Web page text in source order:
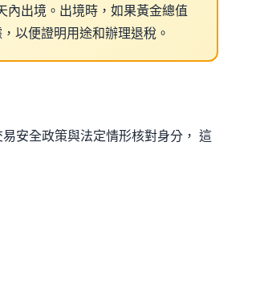
內出境。出境時，如果黃金總值
以便證明用途和辦理退稅。
安全政策與法定情形核對身分， 這